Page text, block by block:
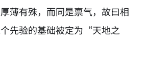
薄有殊，而同是禀气，故曰相
先验的基础被定为“天地之